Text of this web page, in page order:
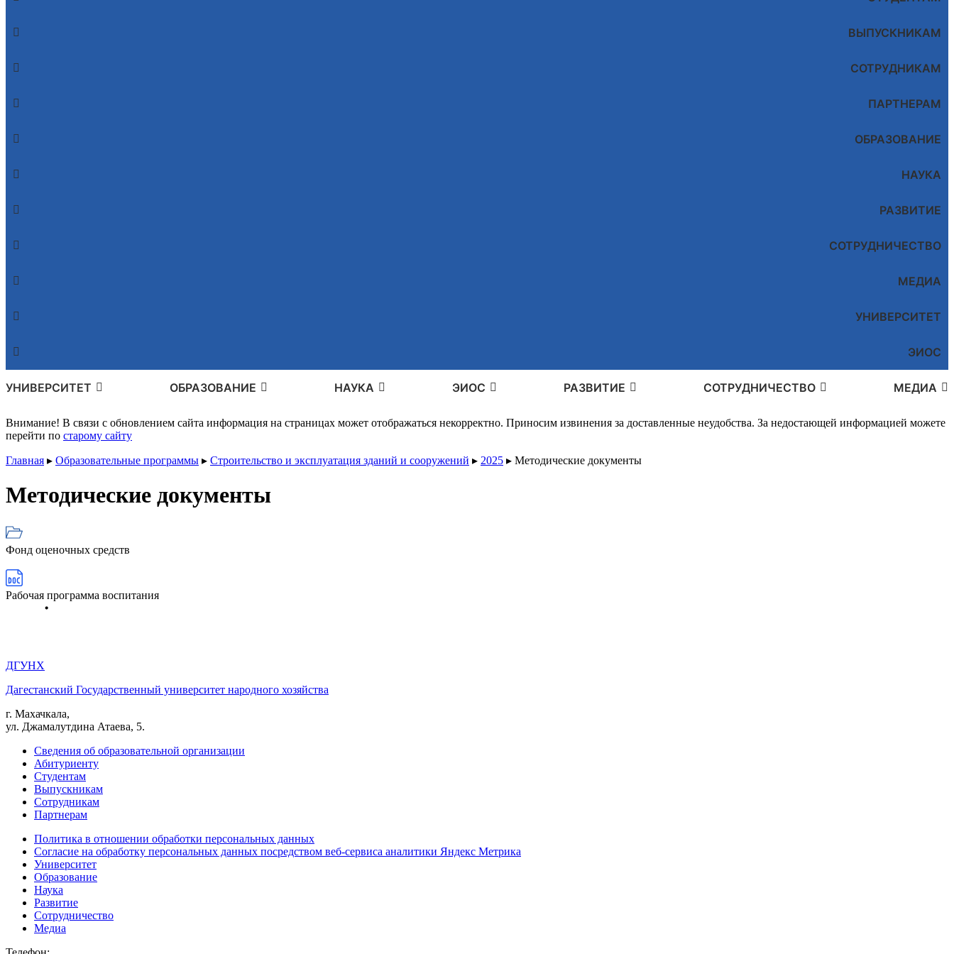
ВЫПУСКНИКАМ
СОТРУДНИКАМ
ПАРТНЕРАМ
ОБРАЗОВАНИЕ
НАУКА
РАЗВИТИЕ
СОТРУДНИЧЕСТВО
МЕДИА
УНИВЕРСИТЕТ
ЭИОС
УНИВЕРСИТЕТ ОБРАЗОВАНИЕ НАУКА ЭИОС РАЗВИТИЕ СОТРУДНИЧЕСТВО МЕДИА
Внимание! В связи с обновлением сайта информация на страницах может отображаться некорректно. Приносим извинения за доставленные неудобства. За недостающей информацией можете
перейти по старому сайту
Главная ▸ Образовательные программы ▸ Строительство и эксплуатация зданий и сооружений ▸ 2025 ▸ Методические документы
Методические документы
Фонд оценочных средств
Рабочая программа воспитания
ДГУНХ
Дагестанский Государственный университет народного хозяйства
г. Махачкала,
ул. Джамалутдина Атаева, 5.
Сведения об образовательной организации
Абитуриенту
Студентам
Выпускникам
Сотрудникам
Партнерам
Политика в отношении обработки персональных данных
Согласие на обработку персональных данных посредством веб-сервиса аналитики Яндекс Метрика
Университет
Образование
Наука
Развитие
Сотрудничество
Медиа